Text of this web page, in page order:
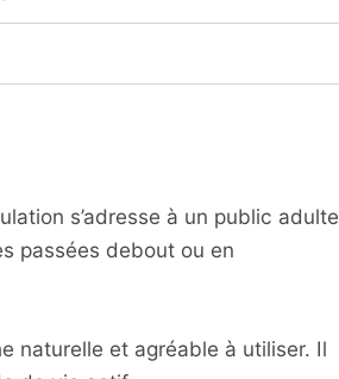
s’adresse à un public adulte
passées debout ou en
naturelle et agréable à utiliser. Il